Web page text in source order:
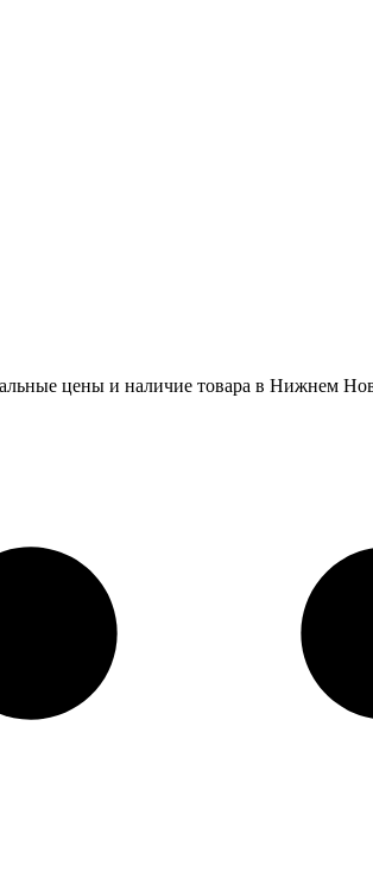
цены и наличие товара в Нижнем